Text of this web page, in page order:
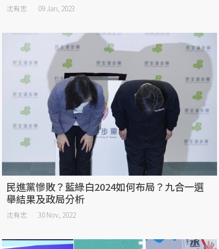
沈有忠 09 Jan, 2023
民進黨慘敗？藍綠白2024如何布局？九合一選
舉結果及政局分析
沈有忠 30 Nov, 2022